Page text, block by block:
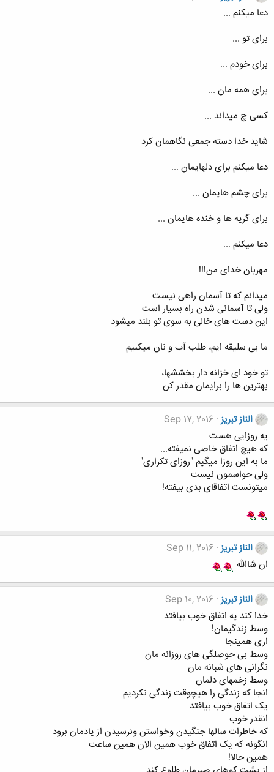
دعا میکنم ...
برای تو ...
برای خودم ...
برای همه مان ...
کسی چ میداند ...
شاید خدا دسته جمعی نگاهمان کرد
دعا میکنم برای دلهایمان ...
برای چشم هایمان ...
برای گریه ها و خنده هایمان ...
دعا میکنم ...
مهربان خدای من!!!
میدانم که تا آسمان راهی نیست
ولی تا آسمانی شدن راه بسیار است
این دست های خالی به سوی تو بلند میشود
ما بی سلیقه ایم، طلب آب و نان میکنیم
تو خود ای خزانه دار بخششها،
بهترین ها را برایمان مقدر کن
الناز تبریز Sep 17, 2016
یه روزایی هست
که هیچ اتفاق خاصی نمیفته...
ما به این روزا میگیم "روزای تکراری"
ولی حواسمون نیست
میتونست اتفاقای بدی بیفته!
الناز تبریز Sep 11, 2016
ان شاالله
الناز تبریز Sep 10, 2016
خدا کند یه اتفاق خوب بیافتد
وسط زندگیمان!
اری همينجا
وسط بی حوصلگی های روزانه مان
نگرانی های شبانه مان
وسط زخمهای دلمان
انجا که زندگی را هیچوقت زندگی نکردیم
یک اتفاق خوب بیافتد
انقدر خوب
که خاطرات سالها جنگیدن وخواستن ونرسیدن از یادمان برود
انگونه که یک اتفاق خوب همین الان همین ساعت
همین حالا!